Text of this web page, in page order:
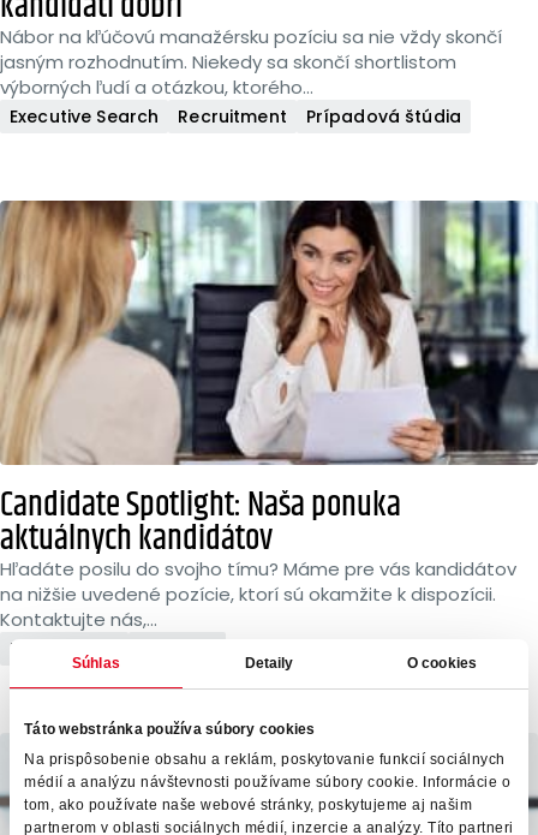
Súhlas Detaily O cookies
Táto webstránka používa súbory cookies
Na prispôsobenie obsahu a reklám, poskytovanie funkcií sociálnych
médií a analýzu návštevnosti používame súbory cookie. Informácie o
tom, ako používate naše webové stránky, poskytujeme aj našim
partnerom v oblasti sociálnych médií, inzercie a analýzy. Títo partneri
Nábor na kľúčovú manažérsku pozíciu sa nie vždy skončí
jasným rozhodnutím. Niekedy sa skončí shortlistom
výborných ľudí a otázkou, ktorého...
Executive Search Recruitment Prípadová štúdia
Candidate Spotlight: Naša ponuka
aktuálnych kandidátov
Hľadáte posilu do svojho tímu? Máme pre vás kandidátov
na nižšie uvedené pozície, ktorí sú okamžite k dispozícii.
Kontaktujte nás,...
Recruitment